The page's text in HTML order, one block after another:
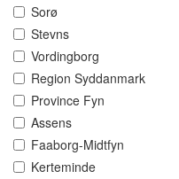
Sorø
Stevns
Vordingborg
Region Syddanmark
Province Fyn
Assens
Faaborg-Midtfyn
Kerteminde